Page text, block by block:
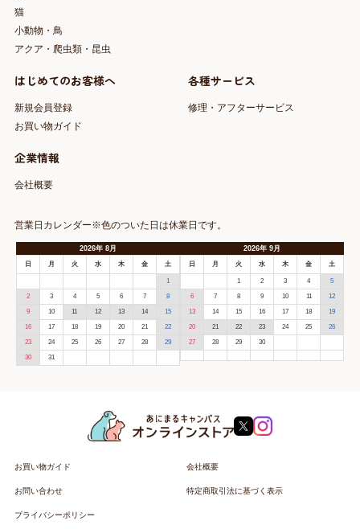
猫
小動物・鳥
アクア・爬虫類・昆虫
はじめてのお客様へ
新規会員登録
お買い物ガイド
各種サービス
修理・アフターサービス
企業情報
会社概要
営業日カレンダー※色のついた日は休業日です。
2026年 8月
日 月 火 水 木 金 土
1
2 3 4 5 6 7 8
9 10 11 12 13 14 15
16 17 18 19 20 21 22
23 24 25 26 27 28 29
30 31
2026年9月
日 月 火 水 木 金 土
1 2 3 4 5
6 7 8 9 10 11 12
13 14 15 16 17 18 19
20 21 22 23 24 25 26
27 28 29 30
お買い物ガイド 会社概要
お問い合わせ 特定商取引法に基づく表示
プライバシーポリシー